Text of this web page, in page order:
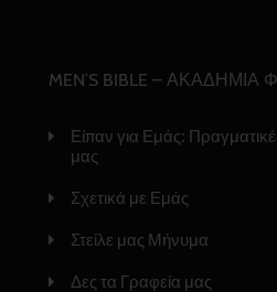
MEN’S BIBLE – ΑΚΑΔΗΜΙΑ
Είπαν για Εμάς:
μας
Σχετικά με Εμάς
Στείλε μας Μήνυμα
Δες τα Γραφεία μας